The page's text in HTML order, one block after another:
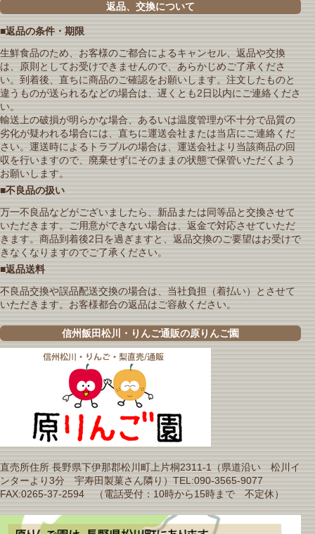
返品、交換について
■返品の条件・期限
生鮮食品のため、お客様のご都合によるキャンセル、返品や交換
は、原則としてお受けできませんので、あらかじめご了承くださ
い。到着後、直ちに商品のご確認をお願いします。注文したものと
違うものが送られるなどの場合は、遅くとも2日以内にご連絡くださ
い。
輸送上の破損が明らかな場合、あるいは温度管理が不十分で品質の
劣化が疑われる場合には、直ちに運送会社または当店にご連絡くだ
さい。運送時によるトラブルの場合は、運送会社より当該商品の回
収を行いますので、廃棄せずにそのままの状態で保管いただくよう
お願いします。
■不良品の扱い
万一不良品などがございましたら、新品または同等品と交換させて
いただきます。ご用意ができない場合は、返金で対応させていただ
きます。商品到着後2日を過ぎますと、返品交換のご要望はお受けで
きなくなりますのでご了承ください。
■返品送料
不良品交換や誤品配送交換の場合は、当社負担（着払い）とさせて
いただきます。お客様都合の返品はご容赦ください。
信州飯田松川・りんご通販の原りんご園
直売所住所 長野県下伊那郡松川町上片桐2311-1（県道沿い 松川イ
ンターより3分 宇寿田製菓さん隣り）TEL:090-3565-9077
FAX:0265-37-2594 （電話受付：10時から15時まで 不定休）